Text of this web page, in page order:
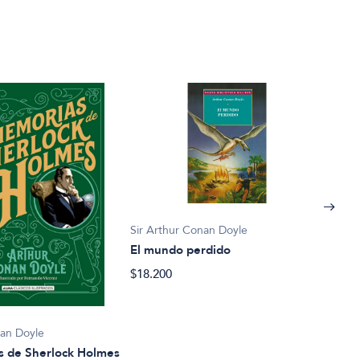
Doyle
de Sherlock Holmes
Sir Arthur Conan Doyle
El mundo perdido
$18.200